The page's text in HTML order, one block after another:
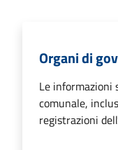
Organi di
Le informazioni
comunale,
registrazioni